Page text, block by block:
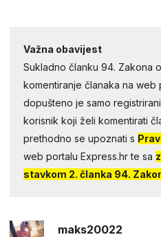
Važna obavijest
Sukladno članku 94. Zakona
komentiranje članaka na web
dopušteno je samo
korisnik koji želi komentirati
prethodno se upoznati s
web portalu Express.hr te sa
stavkom 2. članka 94.
maks20022